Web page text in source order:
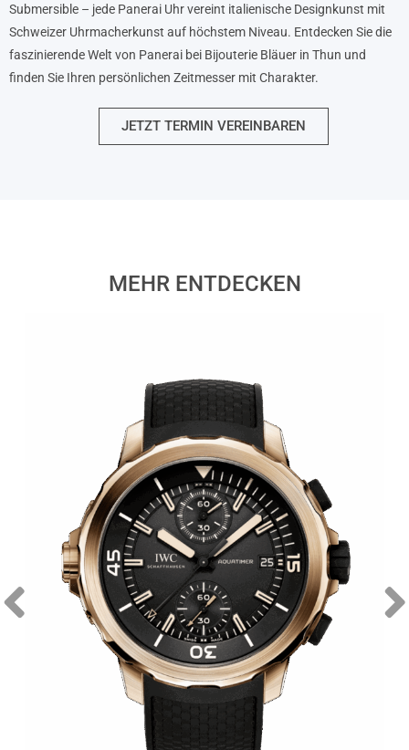
Submersible – jede Panerai Uhr vereint italienische Designkunst mit
Schweizer Uhrmacherkunst auf höchstem Niveau. Entdecken Sie die
faszinierende Welt von Panerai bei Bijouterie Bläuer in Thun und
finden Sie Ihren persönlichen Zeitmesser mit Charakter.
JETZT TERMIN VEREINBAREN
MEHR ENTDECKEN